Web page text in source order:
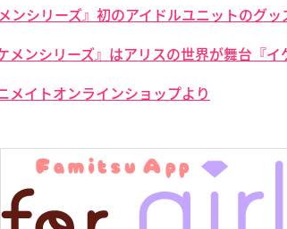
ンシリーズ』初のアイドルユニットのグッ
メンシリーズ』はアリスの世界が舞台『
メイトオンラインショップより